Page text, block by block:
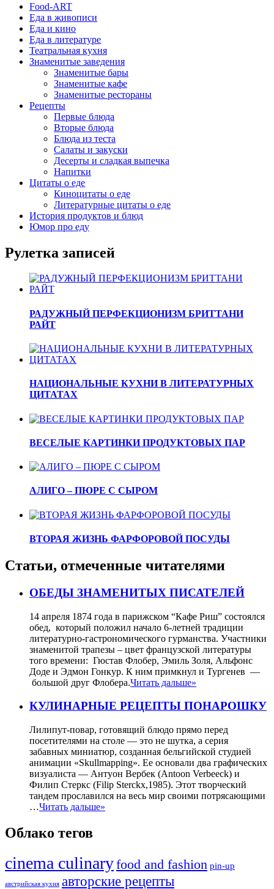
Food-ART
Еда в живописи
Еда и кино
Еда в литературе
Театральная кухня
Знаменитые заведения
Знаменитые бары
Знаменитые кафе
Знаменитые рестораны
Рецепты
Первые блюда
Вторые блюда
Блюда из теста
Салаты и закуски
Десерты и сладкая выпечка
Напитки
Цитаты о еде
Киноцитаты о еде
Литературные цитаты o еде
История продуктов и блюд
Юмор про еду
Рулетка записей
РАДУЖНЫЙ ПЕРФЕКЦИОНИЗМ БРИТТАНИ
РАЙТ
НАЦИОНАЛЬНЫЕ КУХНИ В ЛИТЕРАТУРНЫХ
ЦИТАТАХ
ВЕСЕЛЫЕ КАРТИНКИ ПРОДУКТОВЫХ ПАР
АЛИГО – ПЮРЕ С СЫРОМ
ВТОРАЯ ЖИЗНЬ ФАРФОРОВОЙ ПОСУДЫ
Статьи, отмеченные читателями
ОБЕДЫ ЗНАМЕНИТЫХ ПИСАТЕЛЕЙ
14 апреля 1874 года в парижском “Кафе Риш” состоялся
обед, который положил начало 6-летней традиции
литературно-гастрономического гурманства. Участники
знаменитой трапезы – цвет французской литературы
того времени: Гюстав Флобер, Эмиль Золя, Альфонс
Доде и Эдмон Гонкур. К ним примкнул и Тургенев —
большой друг Флобера.Читать дальше»
КУЛИНАРНЫЕ РЕЦЕПТЫ ПОНАРОШКУ
Лилипут-повар, готовящий блюдо прямо перед
посетителями на столе — это не шутка, а серия
забавных миниатюр, созданная бельгийской студией
анимации «Skullmapping». Ее основали два графических
визуалиста — Антуон Вербек (Antoon Verbeeck) и
Филип Стеркс (Filip Sterckx,1985). Этот творческий
тандем прославился на весь мир своими потрясающими
…Читать дальше»
Облако тегов
cinema culinaryfood аnd fashion pin-up
австрийская кухня авторские рецепты